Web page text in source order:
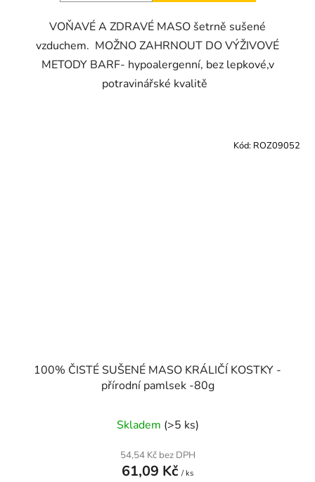
VOŇAVÉ A ZDRAVÉ MASO šetrně sušené
vzduchem. MOŽNO ZAHRNOUT DO VÝŽIVOVÉ
METODY BARF- hypoalergenní, bez lepkové,v
potravinářské kvalitě
100% ČISTÉ SUŠENÉ MASO KRÁLIČÍ KOSTKY -
přírodní pamlsek -80g
Skladem (>5 ks)
54,54 Kč bez DPH
61,09 Kč / ks
Kód: ROZ09052